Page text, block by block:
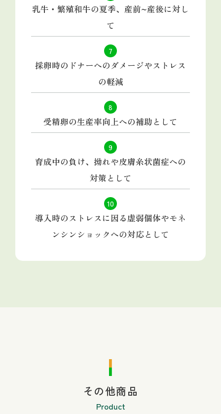
乳牛・繁殖和牛の夏季、産前~産後に対し
て
7
採卵時のドナーへのダメージやストレス
の軽減
8
受精卵の生産率向上への補助として
9
育成中の負け、拗れや皮膚糸状菌症への
対策として
10
導入時のストレスに因る虚弱個体やモネ
ンシンショックへの対応として
その他商品
Product